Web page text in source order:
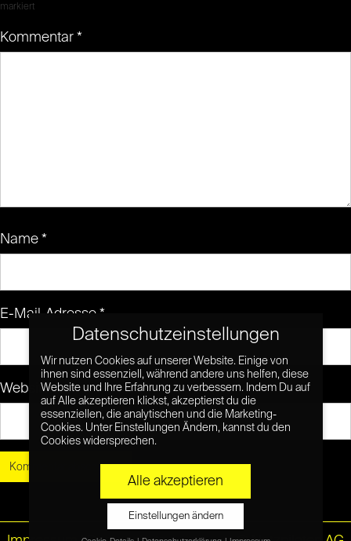
markiert
Kommentar *
Name *
E-Mail-Adresse *
Website
Datenschutzeinstellungen
Wir nutzen Cookies auf unserer Website. Einige von
ihnen sind essenziell, während andere uns helfen, diese
Website und Ihre Erfahrung zu verbessern. Indem Du auf
auf Alle akzeptieren klickst, akzeptierst du die
essenziellen, die analytischen und die Marketing-
Cookies. Unter Einstellungen Ändern, kannst du den
Cookies widersprechen.
Alle akzeptieren
Einstellungen ändern